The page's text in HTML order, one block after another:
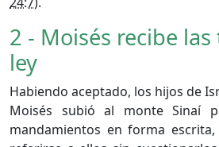
2 - Moisés recibe
ley
Habiendo aceptado, los hijos de
Moisés subió al monte Sinaí
mandamientos en forma